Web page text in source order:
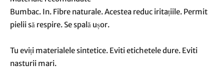
Bumbac. In. Fibre naturale. Acestea reduc iritațiile. Permit
pielii să respire. Se spală ușor.
Tu eviți materialele sintetice. Eviti etichetele dure. Eviti
nasturii mari.